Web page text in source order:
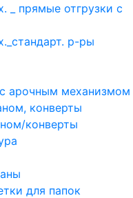
_ прямые отгрузки с
р-ры
арочным механизмом
конверты
конверты
для папок